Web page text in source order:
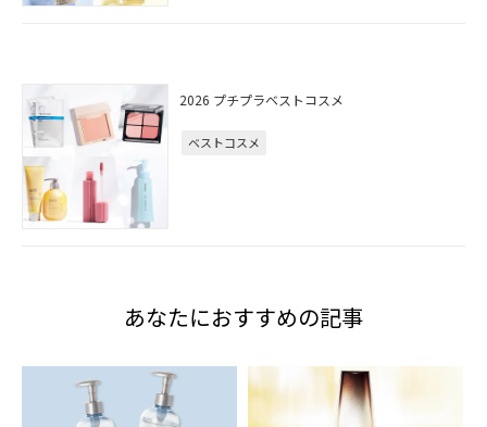
2026 プチプラベストコスメ
ベストコスメ
あなたにおすすめの記事